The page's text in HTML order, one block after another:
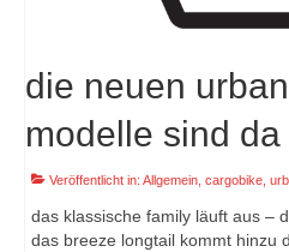
die neuen
modelle sind da
Veröffentlicht in: Allgemein cargobike
das klassische family läuft aus –
das breeze longtail kommt hinzu